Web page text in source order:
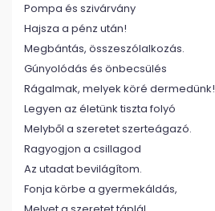
Pompa és szivárvány
Hajsza a pénz után!
Megbántás, összeszólalkozás.
Gúnyolódás és önbecsülés
Rágalmak, melyek köré dermedünk!
Legyen az életünk tiszta folyó
Melyből a szeretet szerteágazó.
Ragyogjon a csillagod
Az utadat bevilágítom.
Fonja körbe a gyermekáldás,